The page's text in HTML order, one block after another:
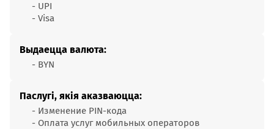
- UPI
- Visa
Выдаецца валюта:
- BYN
Паслугі, якія аказваюцца:
- Изменение PIN-кода
- Оплата услуг мобильных операторов